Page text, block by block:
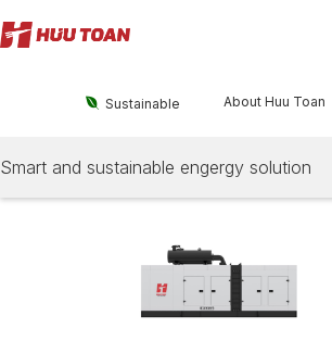
 Sustainable About Huu Toan
Smart and sustainable engergy solution